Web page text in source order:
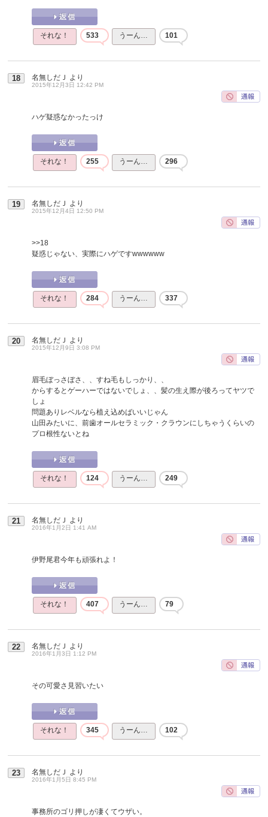
それな！ 533 うーん… 101
18 名無しだＪ より
2015年12月3日 12:42 PM
ハゲ疑惑なかったっけ
それな！ 255 うーん… 296
19 名無しだＪ より
2015年12月4日 12:50 PM
>>18
疑惑じゃない、実際にハゲですwwwwww
それな！ 284 うーん… 337
20 名無しだＪ より
2015年12月9日 3:08 PM
眉毛ぼっさぼさ、、すね毛もしっかり、、
からするとゲーハーではないでしょ、、髪の生え際が後ろってヤツで
しょ
問題ありレベルなら植え込めばいいじゃん
山田みたいに、前歯オールセラミック・クラウンにしちゃうくらいの
プロ根性ないとね
それな！ 124 うーん… 249
21 名無しだＪ より
2016年1月2日 1:41 AM
伊野尾君今年も頑張れよ！
それな！ 407 うーん… 79
22 名無しだＪ より
2016年1月3日 1:12 PM
その可愛さ見習いたい
それな！ 345 うーん… 102
23 名無しだＪ より
2016年1月5日 8:45 PM
事務所のゴリ押しが凄くてウザい。